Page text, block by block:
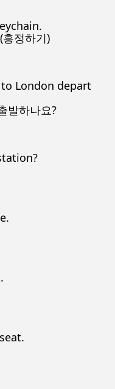
정하기)
London depart
발하나요?